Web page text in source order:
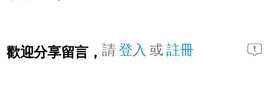
歡迎分享留言， 請登入 或註冊